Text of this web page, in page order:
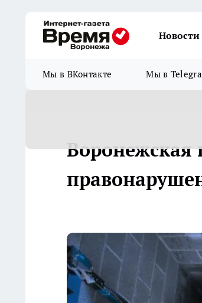
Новости
Мы в ВКонтакте Мы в
Воронежская